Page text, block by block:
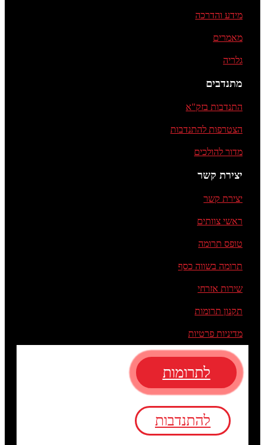
מידע והדרכה
מאמרים
גלריה
מתנדבים
התנדבות בזק"א
הצטרפות להתנדבות
מדור להולכים
יצירת קשר
יצירת קשר
ראשי צוותים
טופס תרומה
תרומה בשווה כסף
שירות אזרחי
תקנון תרומות
מדיניות פרטיות
לתרומות
להתנדבות